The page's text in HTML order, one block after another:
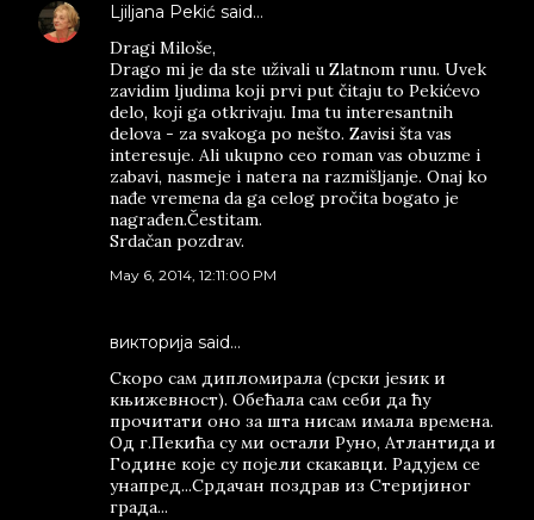
Ljiljana Pekić said…
Dragi Miloše,
Drago mi je da ste uživali u Zlatnom runu. Uvek
zavidim ljudima koji prvi put čitaju to Pekićevo
delo, koji ga otkrivaju. Ima tu interesantnih
delova - za svakoga po nešto. Zavisi šta vas
interesuje. Ali ukupno ceo roman vas obuzme i
zabavi, nasmeje i natera na razmišljanje. Onaj ko
nađe vremena da ga celog pročita bogato je
nagrađen.Čestitam.
Srdačan pozdrav.
May 6, 2014, 12:11:00 PM
викторија said…
Скоро сам дипломирала (срски јеѕик и
књижевност). Обећала сам себи да ћу
прочитати оно за шта нисам имала времена.
Од г.Пекића су ми остали Руно, Атлантида и
Године које су појели скакавци. Радујем се
унапред...Срдачан поздрав из Стеријиног
града...